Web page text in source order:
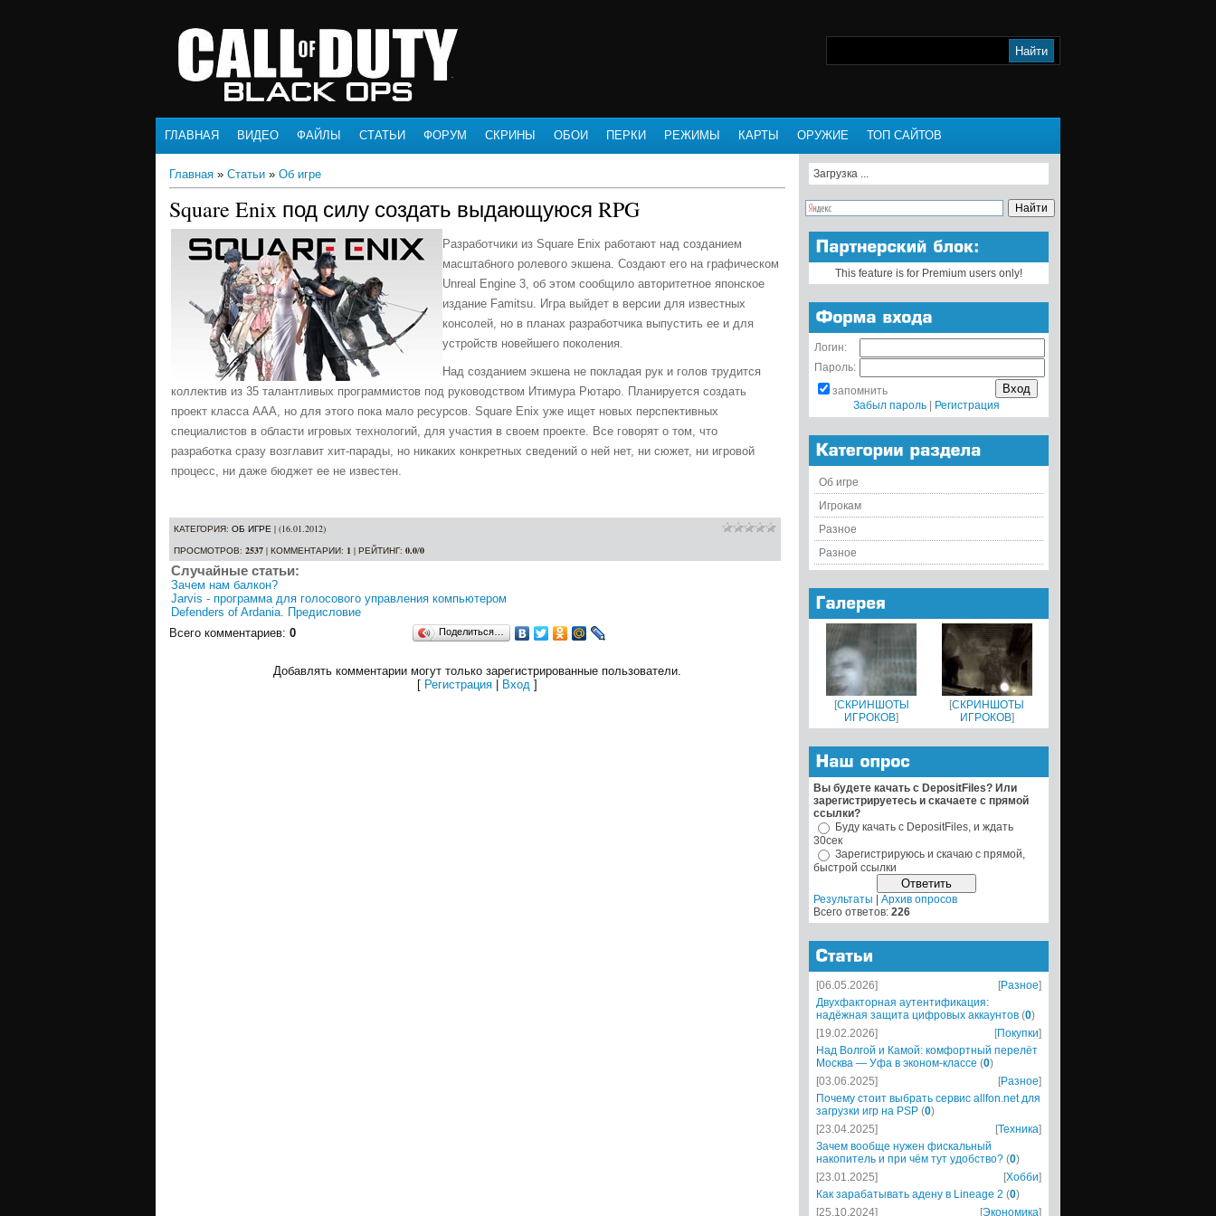
ГЛАВНАЯ ВИДЕО ФАЙЛЫ СТАТЬИ ФОРУМ СКРИНЫ ОБОИ ПЕРКИ РЕЖИМЫ КАРТЫ ОРУЖИЕ ТОП САЙТОВ
Главная » Статьи » Об игре
Square Enix под силу создать выдающуюся RPG
Разработчики из Square Enix работают над созданием
масштабного ролевого экшена. Создают его на графическом
Unreal Engine 3, об этом сообщило авторитетное японское
издание Famitsu. Игра выйдет в версии для известных
консолей, но в планах разработчика выпустить ее и для
устройств новейшего поколения.
Над созданием экшена не покладая рук и голов трудится
коллектив из 35 талантливых программистов под руководством Итимура Рютаро. Планируется создать
проект класса ААА, но для этого пока мало ресурсов. Square Enix уже ищет новых перспективных
специалистов в области игровых технологий, для участия в своем проекте. Все говорят о том, что
разработка сразу возглавит хит-парады, но никаких конкретных сведений о ней нет, ни сюжет, ни игровой
процесс, ни даже бюджет ее не известен.
КАТЕГОРИЯ: ОБ ИГРЕ | (16.01.2012)
ПРОСМОТРОВ: 2537 | КОММЕНТАРИИ: 1 | РЕЙТИНГ: 0.0/0
Случайные статьи:
Зачем нам балкон?
Jarvis - программа для голосового управления компьютером
Defenders of Ardania. Предисловие
Всего комментариев: 0 Поделиться…
Добавлять комментарии могут только зарегистрированные пользователи.
[ Регистрация Вход ]
Загрузка ...
This feature is for Premium users only!
Логин:
Пароль:
запомнить
Забыл пароль| Регистрация
Об игре
Игрокам
Разное
Разное
[СКРИНШОТЫ
ИГРОКОВ]
[СКРИНШОТЫ
ИГРОКОВ]
Вы будете качать с DepositFiles? Или
зарегистрируетесь и скачаете с прямой
ссылки?
Буду качать с DepositFiles, и ждать
30сек
Зарегистрируюсь и скачаю с прямой,
быстрой ссылки
Результаты
Архив опросов
Всего ответов: 226
[06.05.2026] [Разное]
Двухфакторная аутентификация:
надёжная защита цифровых аккаунтов (0)
[19.02.2026]
[Покупки]
Над Волгой и Камой: комфортный перелёт
Москва — Уфа в эконом-классе (0)
[03.06.2025]
[Разное]
Почему стоит выбрать сервис allfon.net для
загрузки игр на PSP (0)
[23.04.2025]
[Техника]
Зачем вообще нужен фискальный
накопитель и при чём тут удобство? (0)
[23.01.2025]
[Хобби]
Как зарабатывать адену в Lineage 2 (0)
[25.10.2024]
[Экономика]